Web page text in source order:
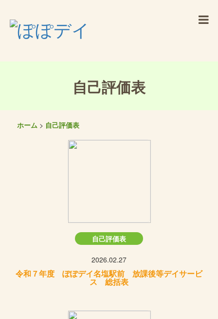
自己評価表
ホーム > 自己評価表
自己評価表
2026.02.27
令和７年度 ぽぽデイ名塩駅前 放課後等デイサービ
ス 総括表